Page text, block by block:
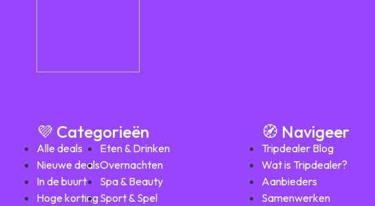
💜 Categorieën
Alle deals
Nieuwe deals
In de buurt
Hoge korting
Eten & Drinken
Overnachten
Spa & Beauty
Sport & Spel
🧭 Navigeer
Tripdealer Blog
Wat is Tripdealer?
Aanbieders
Samenwerken